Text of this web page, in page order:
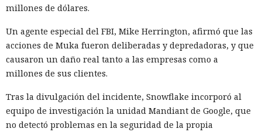
millones de dólares.
Un agente especial del FBI, Mike Herrington, afirmó que las
acciones de Muka fueron deliberadas y depredadoras, y que
causaron un daño real tanto a las empresas como a
millones de sus clientes.
Tras la divulgación del incidente, Snowflake incorporó al
equipo de investigación la unidad Mandiant de Google, que
no detectó problemas en la seguridad de la propia
20:35 / 06.08.2026
Búhos sabios, lobos valientes y prácticamente sin heroínas: